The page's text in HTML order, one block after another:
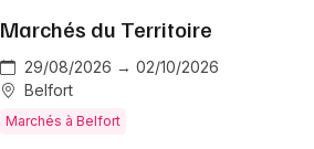
Marchés du Territoire
29/08/2026 → 02/10/2026
Belfort
Marchés à Belfort